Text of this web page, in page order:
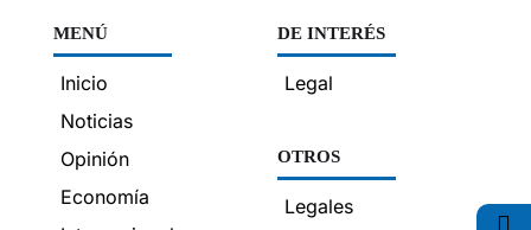
MENÚ
Inicio
Noticias
Opinión
Economía
DE INTERÉS
Legal
OTROS
Legales